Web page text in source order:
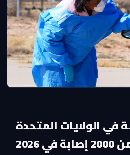
في الولايات المتحدة